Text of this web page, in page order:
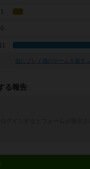
1
0
11
似たプレイ感のゲームを探す→
る報告